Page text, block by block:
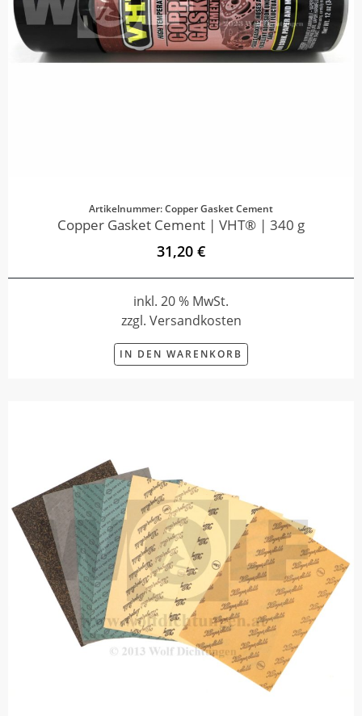
Artikelnummer: Copper Gasket Cement
Copper Gasket Cement | VHT® | 340 g
31,20 €
inkl. 20 % MwSt.
zzgl. Versandkosten
IN DEN WARENKORB